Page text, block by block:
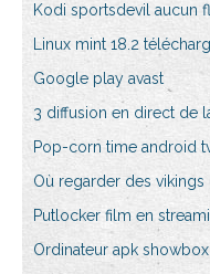
Kodi sportsdevil aucun
Linux mint 18.2
Google play avast
3 diffusion en direct de
Pop-corn time android
Où regarder des vikings
Putlocker film en
Ordinateur apk showbox